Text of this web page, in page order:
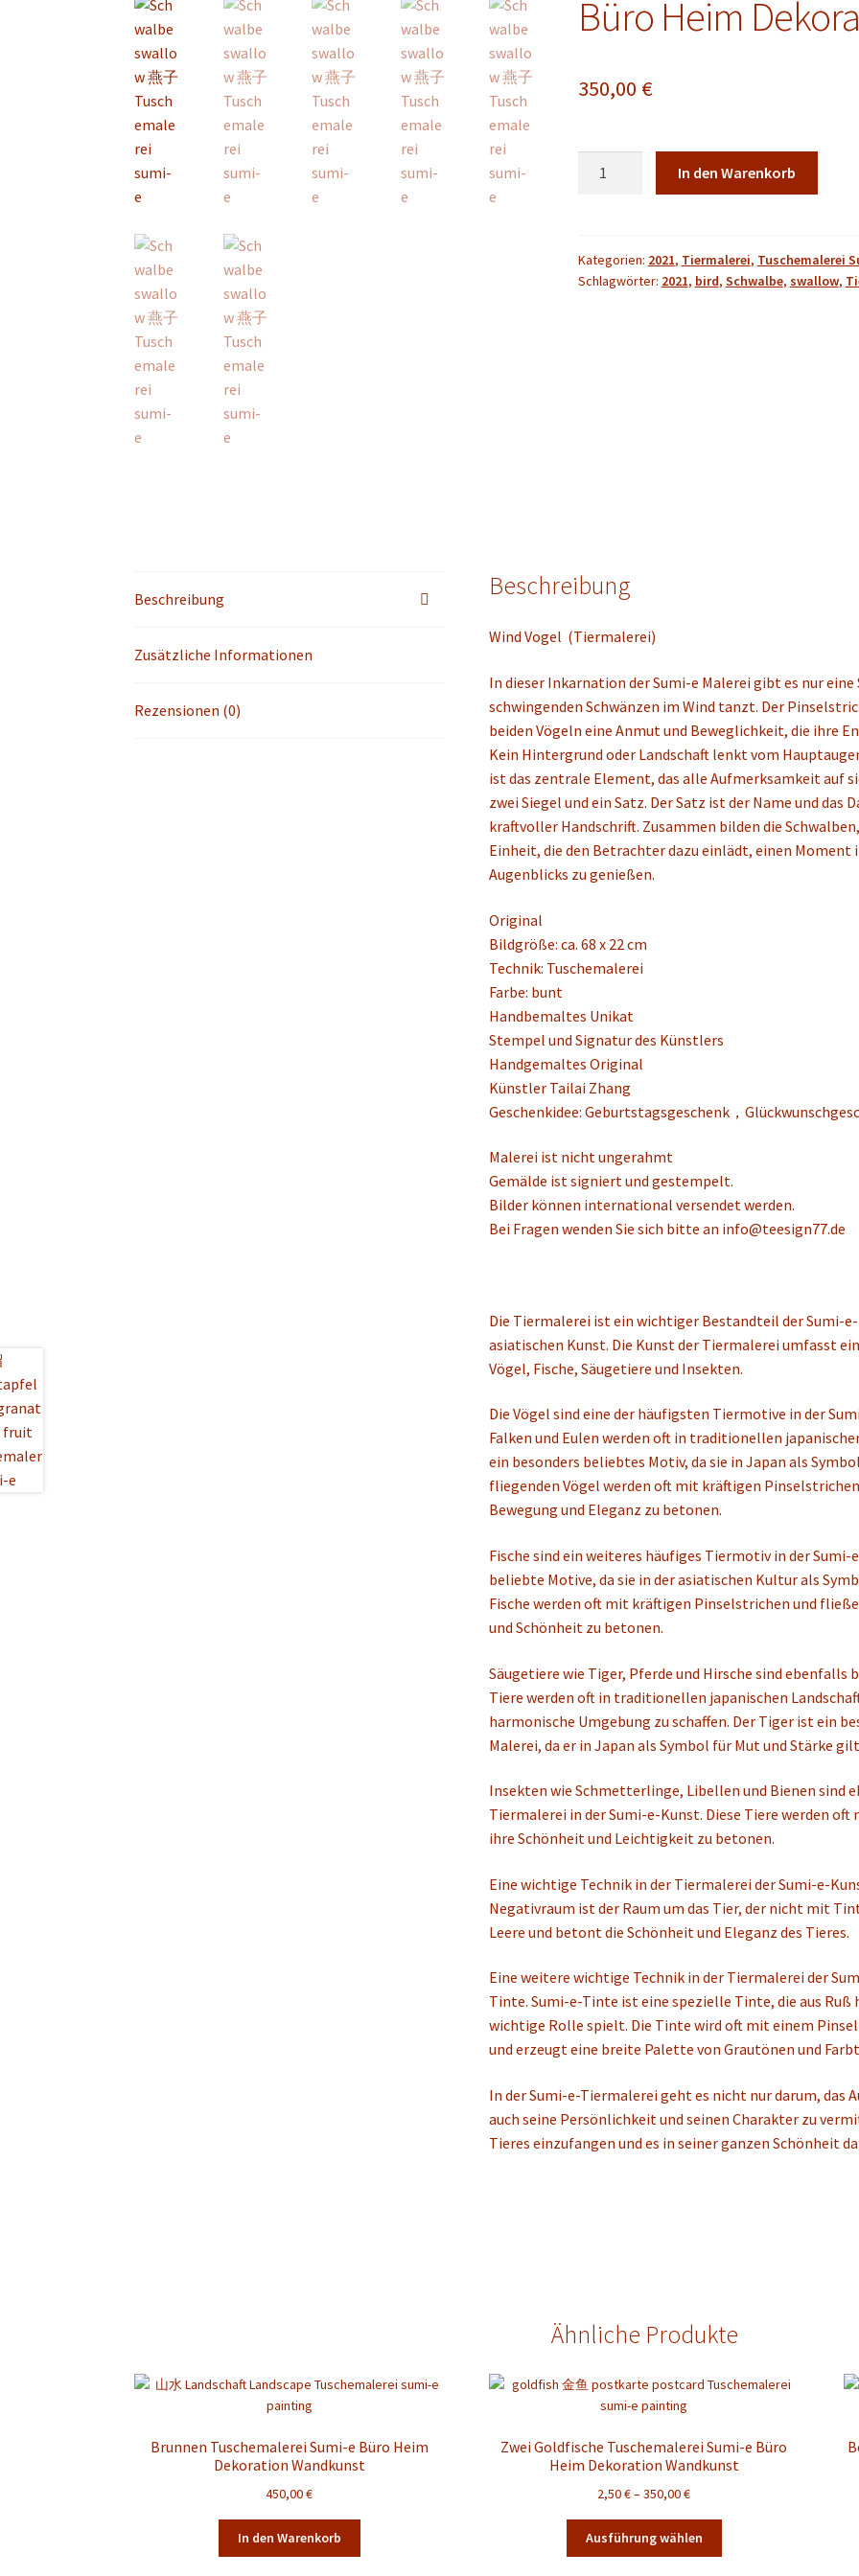
Büro Heim
350,00 €
e
painting
In den Warenkorb
Kategorien: 2021, Tiermalerei, Tuschemalerei
Schlagwörter: 2021, bird, Schwalbe, swallow,
Beschreibung
Zusätzliche Informationen
Rezensionen (0)
Beschreibung
Wind Vogel (Tiermalerei)
In dieser Inkarnation der Sumi-e Malerei gibt es nur
schwingenden Schwänzen im Wind tanzt. Der
beiden Vögeln eine Anmut und Beweglichkeit, die ihre
Kein Hintergrund oder Landschaft lenkt vom
ist das zentrale Element, das alle Aufmerksamkeit auf
zwei Siegel und ein Satz. Der Satz ist der Name und das
kraftvoller Handschrift. Zusammen bilden die
Einheit, die den Betrachter dazu einlädt, einen Moment
Augenblicks zu genießen.
Original
Bildgröße: ca. 68 x 22 cm
Technik: Tuschemalerei
Farbe: bunt
Handbemaltes Unikat
Stempel und Signatur des Künstlers
Handgemaltes Original
Künstler Tailai Zhang
Geschenkidee: Geburtstagsgeschenk，
Malerei ist nicht ungerahmt
Gemälde ist signiert und gestempelt.
Bilder können international versendet werden.
Bei Fragen wenden Sie sich bitte an info@teesign77.de
Die Tiermalerei ist ein wichtiger Bestandteil der Sumi-
asiatischen Kunst. Die Kunst der Tiermalerei umfasst
Vögel, Fische, Säugetiere und Insekten.
Die Vögel sind eine der häufigsten Tiermotive in der
Falken und Eulen werden oft in traditionellen
ein besonders beliebtes Motiv, da sie in Japan als
fliegenden Vögel werden oft mit kräftigen
Bewegung und Eleganz zu betonen.
Fische sind ein weiteres häufiges Tiermotiv in der
beliebte Motive, da sie in der asiatischen Kultur als
Fische werden oft mit kräftigen Pinselstrichen und
und Schönheit zu betonen.
Säugetiere wie Tiger, Pferde und Hirsche sind ebenfalls
Tiere werden oft in traditionellen japanischen
harmonische Umgebung zu schaffen. Der Tiger ist ein
Malerei, da er in Japan als Symbol für Mut und Stärke
Insekten wie Schmetterlinge, Libellen und Bienen sind
Tiermalerei in der Sumi-e-Kunst. Diese Tiere werden
ihre Schönheit und Leichtigkeit zu betonen.
Eine wichtige Technik in der Tiermalerei der Sumi-e-
Negativraum ist der Raum um das Tier, der nicht mit
Leere und betont die Schönheit und Eleganz des Tieres.
Eine weitere wichtige Technik in der Tiermalerei der
Tinte. Sumi-e-Tinte ist eine spezielle Tinte, die aus
wichtige Rolle spielt. Die Tinte wird oft mit einem
und erzeugt eine breite Palette von Grautönen und
In der Sumi-e-Tiermalerei geht es nicht nur darum, das
auch seine Persönlichkeit und seinen Charakter zu
Tieres einzufangen und es in seiner ganzen Schönheit
Ähnliche Produkte
Brunnen Tuschemalerei Sumi-e Büro Heim
Dekoration Wandkunst
450,00€
In den Warenkorb
Zwei Goldfische Tuschemalerei Sumi-e Büro
Heim Dekoration Wandkunst
2,50€–350,00€Preisspanne:
bis
350,00 €
Ausführung wählen